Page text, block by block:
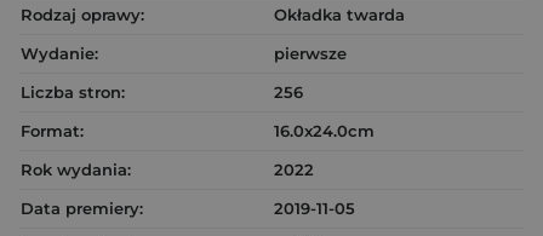
Rodzaj oprawy:
Okładka twarda
Wydanie:
pierwsze
Liczba stron:
256
Format:
16.0x24.0cm
Rok wydania:
2022
Data premiery:
2019-11-05